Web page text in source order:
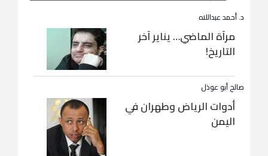
د. أحمد عبداللاه
مرآة الماضي… يناير آخر
التاريخ!
صالح أبو عوذل
أدوات الرياض وطهران في
اليمن